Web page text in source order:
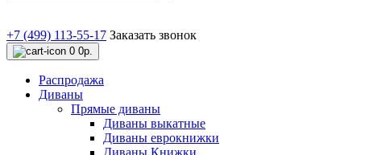
+7 (499) 113-55-17 Заказать звонок
0 0р.
Распродажа
Диваны
Прямые диваны
Диваны выкатные
Диваны еврокнижки
Диваны Книжки